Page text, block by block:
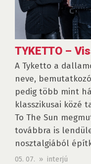
TYKETTO –
A Tyketto a
neve,
pedig több mint
klasszikusai közé
To The Sun
továbbra is
nosztalgiából
05. 07. » interjú